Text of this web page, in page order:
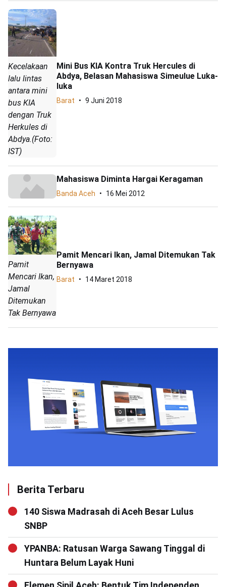
Kecelakaan
lalu lintas
antara mini
bus KIA
dengan Truk
Herkules di
Abdya.(Foto:
IST)
Mini Bus KIA Kontra Truk Hercules di
Abdya, Belasan Mahasiswa Simeulue Luka-
luka
Barat 9 Juni 2018
Mahasiswa Diminta Hargai Keragaman
Banda Aceh 16 Mei 2012
Pamit
Mencari Ikan,
Jamal
Ditemukan
Tak Bernyawa
Pamit Mencari Ikan, Jamal Ditemukan Tak
Bernyawa
Barat 14 Maret 2018
Berita Terbaru
140 Siswa Madrasah di Aceh Besar Lulus
SNBP
YPANBA: Ratusan Warga Sawang Tinggal di
Huntara Belum Layak Huni